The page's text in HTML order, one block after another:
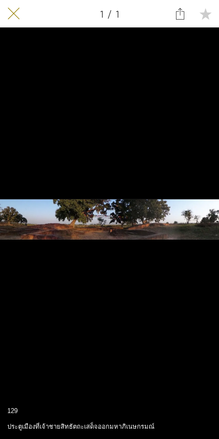
1 / 1
129
ประตูเมืองที่เจ้าชายสิทธัตถะเสด็จออกมหาภิเนษกรมณ์